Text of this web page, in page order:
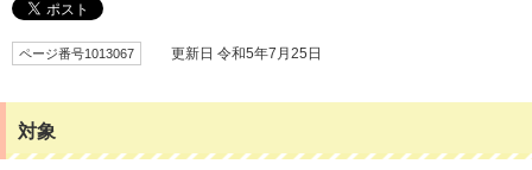
ページ番号1013067 更新日 令和5年7月25日
対象